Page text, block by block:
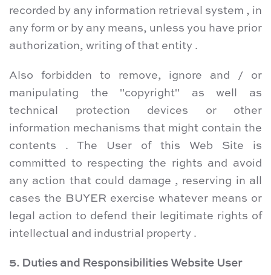
recorded by any information retrieval system , in
any form or by any means, unless you have prior
authorization, writing of that entity .
Also forbidden to remove, ignore and / or
manipulating the "copyright" as well as
technical protection devices or other
information mechanisms that might contain the
contents . The User of this Web Site is
committed to respecting the rights and avoid
any action that could damage , reserving in all
cases the BUYER exercise whatever means or
legal action to defend their legitimate rights of
intellectual and industrial property .
5. Duties and Responsibilities Website User